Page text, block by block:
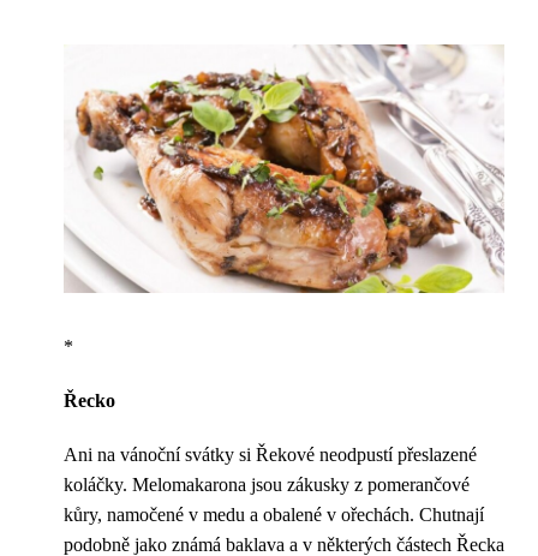
*
Řecko
Ani na vánoční svátky si Řekové neodpustí přeslazené
koláčky. Melomakarona jsou zákusky z pomerančové
kůry, namočené v medu a obalené v ořechách. Chutnají
podobně jako známá baklava a v některých částech Řecka